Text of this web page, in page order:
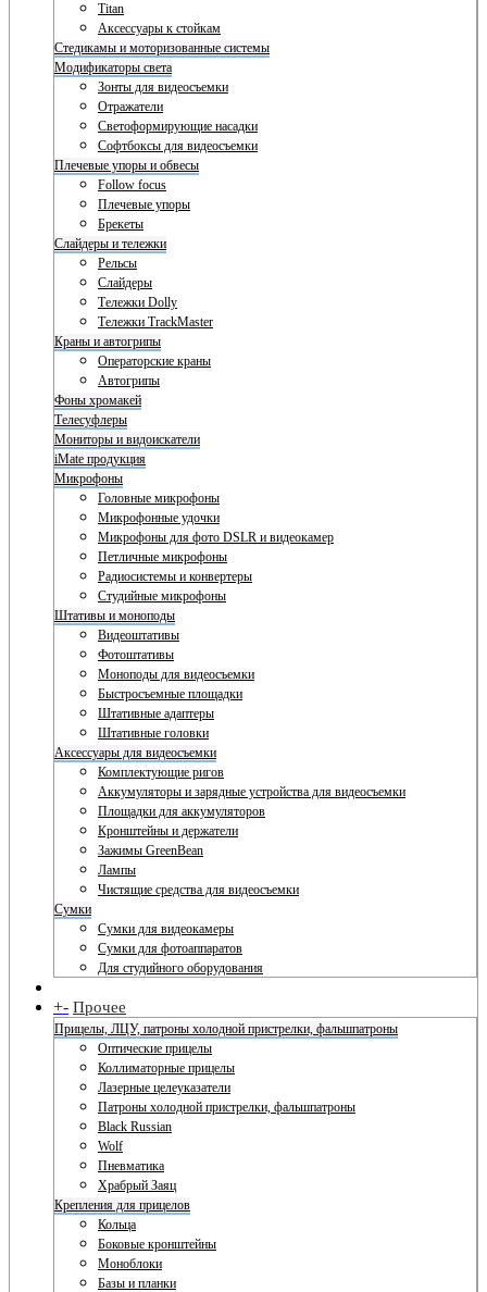
Titan
Аксессуары к стойкам
Стедикамы и моторизованные системы
Модификаторы света
Зонты для видеосъемки
Отражатели
Светоформирующие насадки
Софтбоксы для видеосъемки
Плечевые упоры и обвесы
Follow focus
Плечевые упоры
Брекеты
Слайдеры и тележки
Рельсы
Слайдеры
Тележки Dolly
Тележки TrackMaster
Краны и автогрипы
Операторские краны
Автогрипы
Фоны хромакей
Телесуфлеры
Мониторы и видоискатели
iMate продукция
Микрофоны
Головные микрофоны
Микрофонные удочки
Микрофоны для фото DSLR и видеокамер
Петличные микрофоны
Радиосистемы и конвертеры
Студийные микрофоны
Штативы и моноподы
Видеоштативы
Фотоштативы
Моноподы для видеосъемки
Быстросъемные площадки
Штативные адаптеры
Штативные головки
Аксессуары для видеосъемки
Комплектующие ригов
Аккумуляторы и зарядные устройства для видеосъемки
Площадки для аккумуляторов
Кронштейны и держатели
Зажимы GreenBean
Лампы
Чистящие средства для видеосъемки
Сумки
Сумки для видеокамеры
Сумки для фотоаппаратов
Для студийного оборудования
+- Прочее
Прицелы, ЛЦУ, патроны холодной пристрелки, фальшпатроны
Оптические прицелы
Коллиматорные прицелы
Лазерные целеуказатели
Патроны холодной пристрелки, фальшпатроны
Black Russian
Wolf
Пневматика
Храбрый Заяц
Крепления для прицелов
Кольца
Боковые кронштейны
Моноблоки
Базы и планки